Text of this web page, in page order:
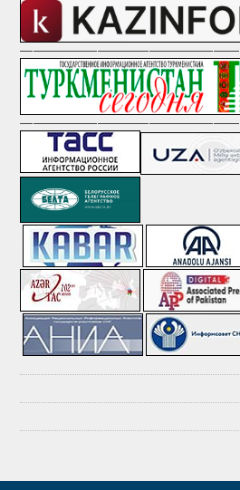
—————————————————
—————————————————